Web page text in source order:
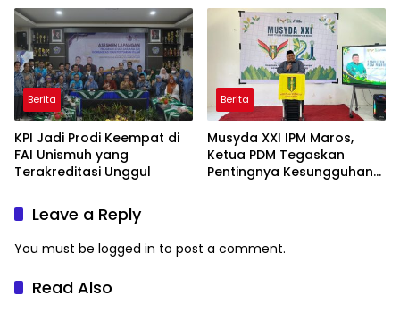
Taiwan
Berita
KPI Jadi Prodi Keempat di
FAI Unismuh yang
Terakreditasi Unggul
Berita
Musyda XXI IPM Maros,
Ketua PDM Tegaskan
Pentingnya Kesungguhan
Leave a Reply
You must be logged in to post a comment.
Read Also